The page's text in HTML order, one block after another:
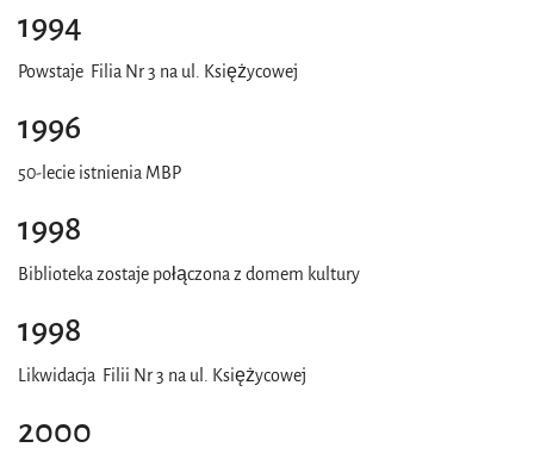
1994
Powstaje Filia Nr 3 na ul. Księżycowej
1996
50-lecie istnienia MBP
1998
Biblioteka zostaje połączona z domem kultury
1998
Likwidacja Filii Nr 3 na ul. Księżycowej
2000